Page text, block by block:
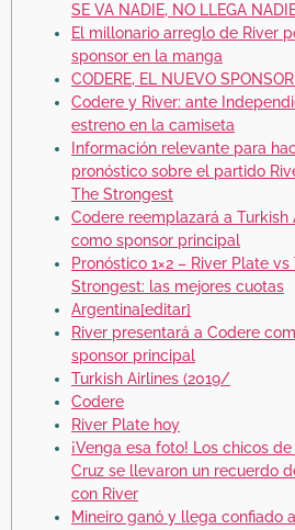
SE VA NADIE, NO LLEGA
El millonario arreglo de River
sponsor en la manga
CODERE, EL NUEVO
Codere y River: ante
estreno en la camiseta
Información relevante para
pronóstico sobre el partido
The Strongest
Codere reemplazará a Turkish
como sponsor principal
Pronóstico 1×2 – River Plate vs
Strongest: las mejores cuotas
Argentina[editar]
River presentará a Codere
sponsor principal
Turkish Airlines (2019/
Codere
River Plate hoy
¡Venga esa foto! Los chicos
Cruz se llevaron un recuerdo
con River
Mineiro ganó y llega confiado